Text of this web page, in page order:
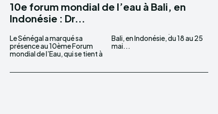
10e forum mondial de l’eau à Bali, en
Indonésie : Dr...
Le Sénégal a marqué sa
présence au 10ème Forum
mondial de l’Eau, qui se tient à
Bali, en Indonésie, du 18 au 25
mai...